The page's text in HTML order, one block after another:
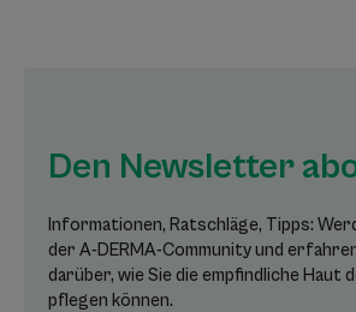
Den Newsletter
Informationen, Ratschläge, Tipps:
der A-DERMA-Community und
darüber, wie Sie die empfindliche Haut
pflegen können.